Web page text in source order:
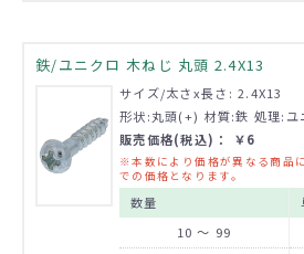
鉄/ユニクロ 木ねじ 丸頭 2.4X13
サイズ/太さx長さ: 2.4X13
形状:丸頭(+) 材質:鉄 処理:ユ
販売価格(税込)： ￥6
※本数により価格が異なる商品
での価格となります。
数量
10 ～ 99